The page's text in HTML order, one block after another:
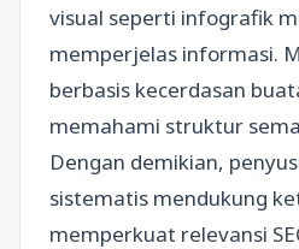
visual seperti infografik
memperjelas informasi.
berbasis kecerdasan
memahami struktur
Dengan demikian,
sistematis mendukung
memperkuat relevansi